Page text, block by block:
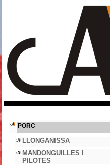
PORC
LLONGANISSA
MANDONGUILLES I
PILOTES